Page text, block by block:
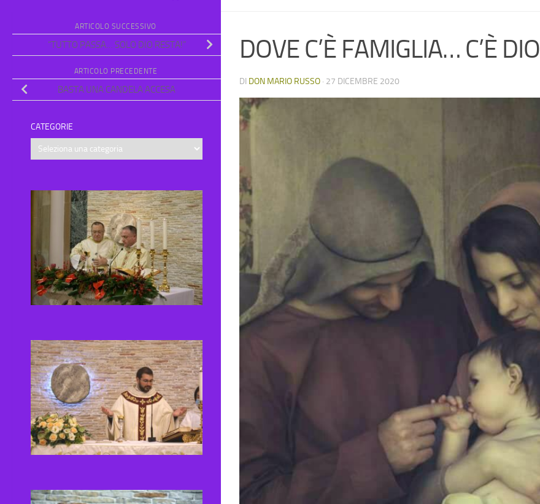
DOVE C’È FAMIGLIA… C’È DIO
DI DON MARIO RUSSO · 27 DICEMBRE 2020
ARTICOLO SUCCESSIVO
“TUTTO PASSA… SOLO DIO RESTA!”
ARTICOLO PRECEDENTE
BASTA UNA CANDELA ACCESA
CATEGORIE
Categorie